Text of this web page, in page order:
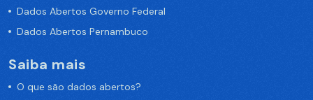
Dados Abertos Governo Federal
Dados Abertos Pernambuco
Saiba mais
O que são dados abertos?